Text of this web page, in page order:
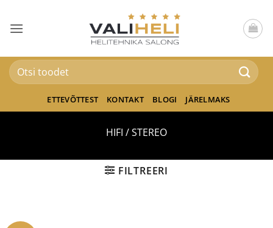
content
Otsi:
ETTEVÕTTEST KONTAKT BLOGI JÄRELMAKS
HIFI / STEREO
FILTREERI